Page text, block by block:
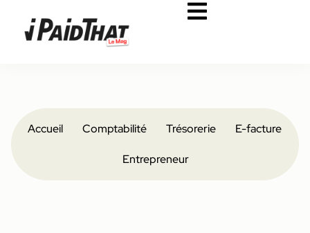
Accueil Comptabilité Trésorerie E-facture
Entrepreneur